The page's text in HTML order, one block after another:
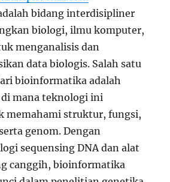
bidang interdisipliner
biologi, ilmu komputer,
menganalisis dan
data biologis. Salah satu
bioinformatika adalah
mana teknologi ini
memahami struktur, fungsi,
genom. Dengan
sequensing DNA dan alat
canggih, bioinformatika